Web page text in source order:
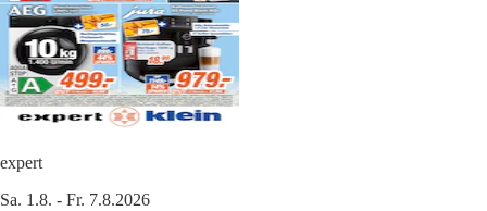
expert
Sa. 1.8. - Fr. 7.8.2026